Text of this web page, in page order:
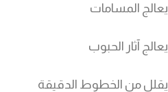
يعالج المسامات
يعالج آثار الحبوب
يقلل من الخطوط الدقيقة